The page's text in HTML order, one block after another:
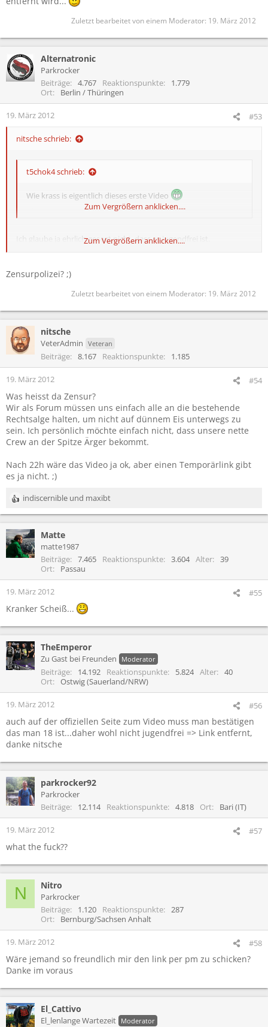
Zuletzt bearbeitet von einem Moderator: 19. März 2012
Alternatronic
Parkrocker
Beiträge
4.767 Reaktionspunkte
1.779
Ort
Berlin / Thüringen
19. März 2012 #53
nitsche schrieb:
t5chok4 schrieb:
Wie krass is eigentlich dieses erste Video
Zum Vergrößern anklicken....
Ich glaube ja ehrlich gesagt nicht, dass es jugendfrei ist.
Zum Vergrößern anklicken....
Zensurpolizei? ;)
Zuletzt bearbeitet von einem Moderator: 19. März 2012
nitsche
VeterAdmin Veteran
Beiträge 8.167 Reaktionspunkte 1.185
19. März 2012 #54
Was heisst da Zensur?
Wir als Forum müssen uns einfach alle an die bestehende
Rechtsalge halten, um nicht auf dünnem Eis unterwegs zu
sein. Ich persönlich möchte einfach nicht, dass unsere nette
Crew an der Spitze Ärger bekommt.
Nach 22h wäre das Video ja ok, aber einen Temporärlink gibt
es ja nicht. ;)
R
e
k
t
i
n
e
:
indiscernible und maxibt
Matte
matte1987
Beiträge
7.465 Reaktionspunkte 3.604 Alter
39
Ort
Passau
19. März 2012 #55
Kranker Scheiß...
TheEmperor
Zu Gast bei Freunden Moderator
Beiträge 14.192 Reaktionspunkte 5.824 Alter
40
Ort
Ostwig (Sauerland/NRW)
19. März 2012 #56
auch auf der offiziellen Seite zum Video muss man bestätigen
das man 18 ist...daher wohl nicht jugendfrei => Link entfernt,
danke nitsche
parkrocker92
Parkrocker
Beiträge
12.114 Reaktionspunkte 4.818 Ort Bari (IT)
19. März 2012 #57
what the fuck??
N Nitro
Parkrocker
Beiträge
1.120 Reaktionspunkte
287
Ort
Bernburg/Sachsen Anhalt
19. März 2012 #58
Wäre jemand so freundlich mir den link per pm zu schicken?
Danke im voraus
El_Cattivo
El_lenlange Wartezeit Moderator